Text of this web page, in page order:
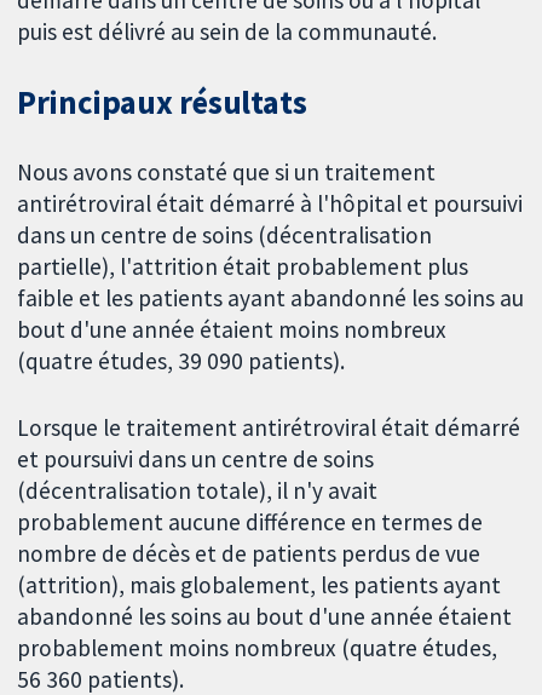
puis est délivré au sein de la communauté.
Principaux résultats
Nous avons constaté que si un traitement
antirétroviral était démarré à l'hôpital et poursuivi
dans un centre de soins (décentralisation
partielle), l'attrition était probablement plus
faible et les patients ayant abandonné les soins au
bout d'une année étaient moins nombreux
(quatre études, 39 090 patients).
Lorsque le traitement antirétroviral était démarré
et poursuivi dans un centre de soins
(décentralisation totale), il n'y avait
probablement aucune différence en termes de
nombre de décès et de patients perdus de vue
(attrition), mais globalement, les patients ayant
abandonné les soins au bout d'une année étaient
probablement moins nombreux (quatre études,
56 360 patients).